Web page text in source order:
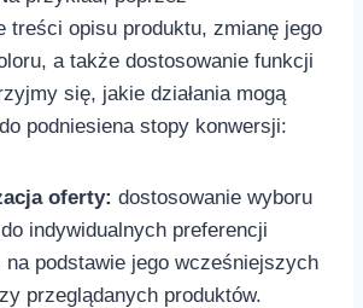
treści opisu produktu, ⁣zmianę jego
a także dostosowanie funkcji
się, ‍jakie działania mogą
podniesiena stopy konwersji:
oferty: dostosowanie wyboru
indywidualnych preferencji
na podstawie jego wcześniejszych
przeglądanych produktów.